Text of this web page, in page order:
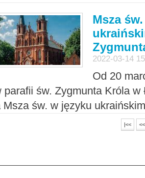
Msza
2022-03-14
Od 20
parafii św. Zygmunta Króla w
Msza św. w języku
|<< <<